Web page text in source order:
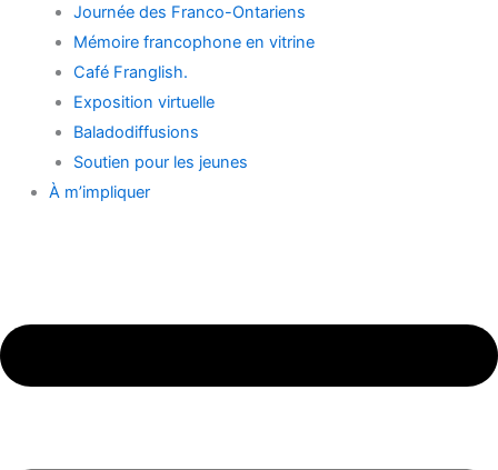
Journée des Franco-Ontariens
Mémoire francophone en vitrine
Café Franglish.
Exposition virtuelle
Baladodiffusions
Soutien pour les jeunes
À m’impliquer